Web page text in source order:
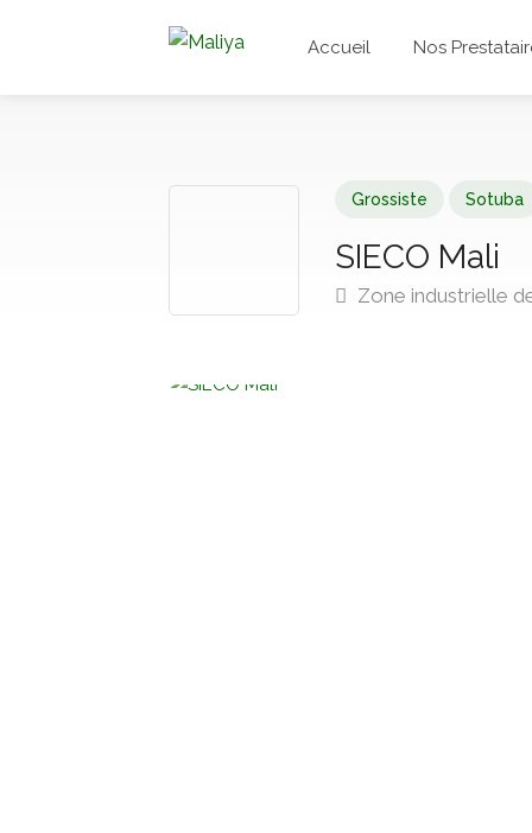
Accueil Nos
Grossiste Sotuba
SIECO Mali
Zone industrielle